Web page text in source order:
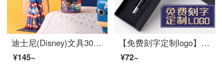
迪士尼(Disney)文具30支HB原木书写铅笔 小学生铅笔写字笔 儿童卡通铅笔 漫威系列E0046A
¥145~
【免费刻字定制logo】得力金属笔杆0.5水笔签字笔碳素商务高档男女士金属签名笔中性笔公司礼品笔 黑色外壳+黑色礼盒
¥72~